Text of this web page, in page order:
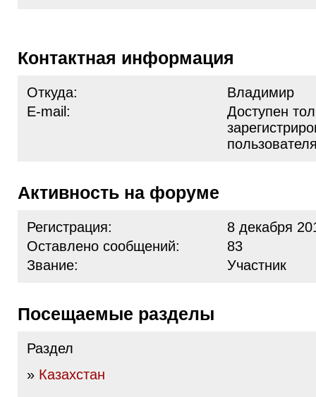
Контактная информация
Откуда:
Владимир
E-mail:
Доступен
Активность на форуме
Регистрация:
8 декабря
Оставлено сообщений:
83
Звание:
Участник
Посещаемые разделы
Раздел
» Казахстан